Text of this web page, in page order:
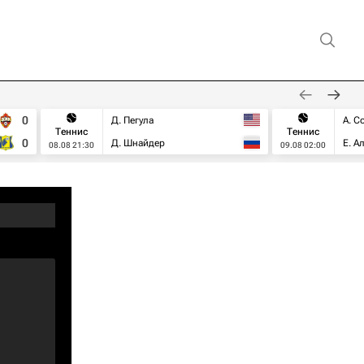
0
0
Теннис
08.08 21:30
Д. Пегула
Д. Шнайдер
Теннис
09.08 02:00
А.
Е.